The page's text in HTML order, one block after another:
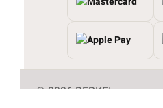
© 2026 BERKEI